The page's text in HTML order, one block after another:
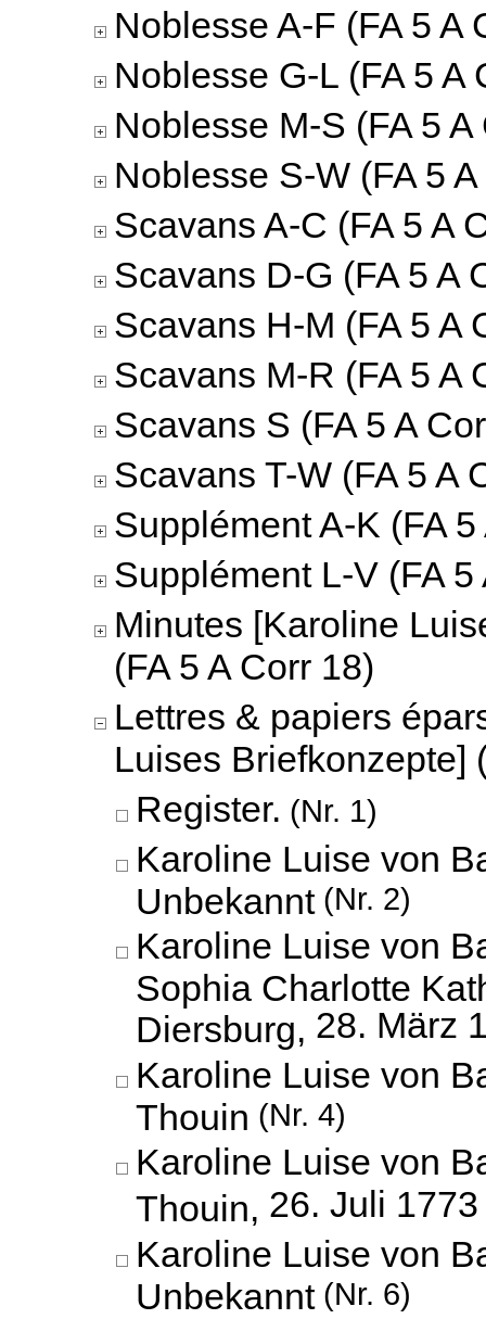
Noblesse A-F (FA 5 A
Noblesse G-L (FA 5 A
Noblesse M-S (FA 5 A
Noblesse S-W (FA 5
Scavans A-C (FA 5 A
Scavans D-G (FA 5 A
Scavans H-M (FA 5 A
Scavans M-R (FA 5 A
Scavans S (FA 5 A
Scavans T-W (FA 5 A
Supplément A-K (FA
Supplément L-V (FA 5
Minutes [Karoline
(FA 5 A Corr 18)
Lettres & papiers
Luises Briefkonzepte]
Register. (Nr. 1)
Karoline Luise von
Unbekannt (Nr. 2)
Karoline Luise von
Sophia Charlotte
Diersburg, 28. März
Karoline Luise von
Thouin (Nr. 4)
Karoline Luise von
Thouin, 26. Juli 1773
Karoline Luise von
Unbekannt (Nr. 6)